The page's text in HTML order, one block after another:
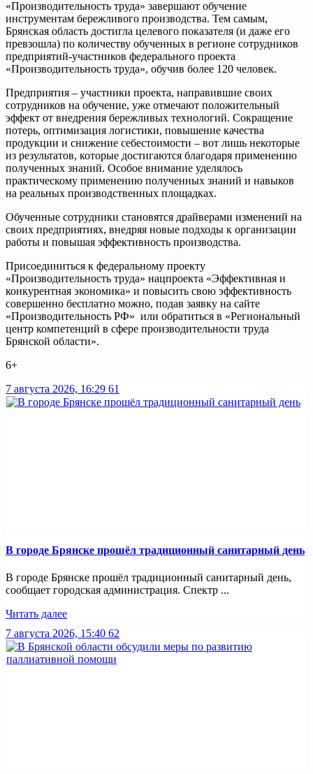
«Производительность труда» завершают обучение
инструментам бережливого производства. Тем самым,
Брянская область достигла целевого показателя (и даже его
превзошла) по количеству обученных в регионе сотрудников
предприятий-участников федерального проекта
«Производительность труда», обучив более 120 человек.
Предприятия – участники проекта, направившие своих
сотрудников на обучение, уже отмечают положительный
эффект от внедрения бережливых технологий. Сокращение
потерь, оптимизация логистики, повышение качества
продукции и снижение себестоимости – вот лишь некоторые
из результатов, которые достигаются благодаря применению
полученных знаний. Особое внимание уделялось
практическому применению полученных знаний и навыков
на реальных производственных площадках.
Обученные сотрудники становятся драйверами изменений на
своих предприятиях, внедряя новые подходы к организации
работы и повышая эффективность производства.
Присоединиться к федеральному проекту
«Производительность труда» нацпроекта «Эффективная и
конкурентная экономика» и повысить свою эффективность
совершенно бесплатно можно, подав заявку на сайте
«Производительность РФ» или обратиться в «Региональный
центр компетенций в сфере производительности труда
Брянской области».
6+
7 августа 2026, 16:29 61
В городе Брянске прошёл традиционный санитарный день
В городе Брянске прошёл традиционный санитарный день,
сообщает городская администрация. Спектр ...
Читать далее
7 августа 2026, 15:40 62